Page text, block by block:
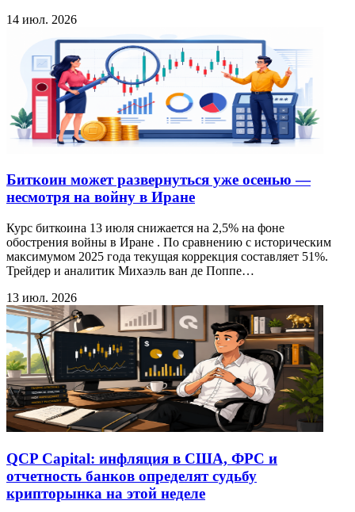
14 июл. 2026
Биткоин может развернуться уже осенью —
несмотря на войну в Иране
Курс биткоина 13 июля снижается на 2,5% на фоне
обострения войны в Иране . По сравнению с историческим
максимумом 2025 года текущая коррекция составляет 51%.
Трейдер и аналитик Михаэль ван де Поппе…
13 июл. 2026
QCP Capital: инфляция в США, ФРС и
отчетность банков определят судьбу
крипторынка на этой неделе